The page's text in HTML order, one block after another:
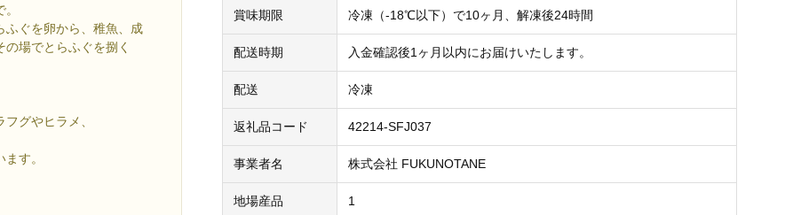
ふぐを卵から、稚魚、成
場でとらふぐを捌く
グやヒラメ、
す。
賞味期限 冷凍（-18℃以下）で10ヶ月、解凍後24時間
配送時期 入金確認後1ヶ月以内にお届けいたします。
配送 冷凍
返礼品コード 42214-SFJ037
事業者名 株式会社 FUKUNOTANE
地場産品 1